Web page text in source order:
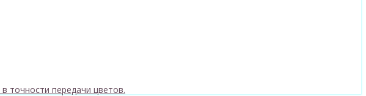
точности передачи цветов.